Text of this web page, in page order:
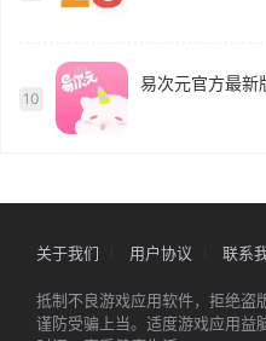
10
易次元官方最新
关于我们 用户协议 联系
抵制不良游戏应用软件，拒绝盗
谨防受骗上当。适度游戏应用益